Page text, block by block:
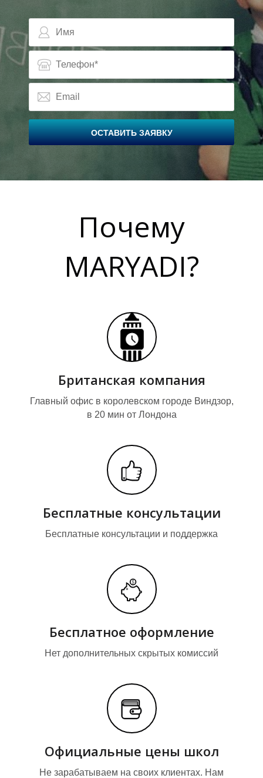
И
К
О
И
К
О
ОСТАВИТЬ ЗАЯВКУ
Почему
MARYADI?
Британская компания
Главный офис в королевском городе Виндзор,
в 20 мин от Лондона
Бесплатные консультации
Бесплатные консультации и поддержка
Бесплатное оформление
Нет дополнительных скрытых комиссий
Официальные цены школ
Не зарабатываем на своих клиентах. Нам